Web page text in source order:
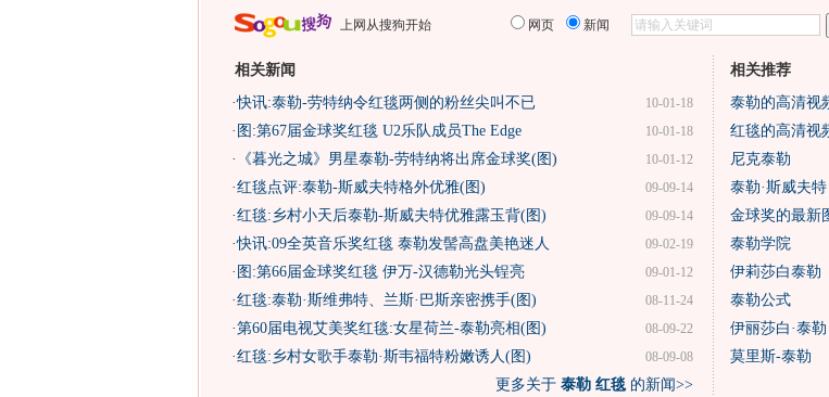
上网从搜狗开始 网页 新闻
相关新闻
10-01-18
·快讯:泰勒-劳特纳令红毯两侧的粉丝尖叫不已
10-01-18
· 图:第67届金球奖红毯 U2乐队成员The Edge
10-01-12
· 《暮光之城》男星泰勒-劳特纳将出席金球奖(图)
09-09-14
·红毯点评:泰勒-斯威夫特格外优雅(图)
09-09-14
·红毯:乡村小天后泰勒-斯威夫特优雅露玉背(图)
09-02-19
·快讯:09全英音乐奖红毯 泰勒发髻高盘美艳迷人
09-01-12
· 图:第66届金球奖红毯 伊万-汉德勒光头锃亮
08-11-24
·红毯:泰勒·斯维弗特、兰斯·巴斯亲密携手(图)
08-09-22
·第60届电视艾美奖红毯:女星荷兰-泰勒亮相(图)
08-09-08
·红毯:乡村女歌手泰勒·斯韦福特粉嫩诱人(图)
更多关于 泰勒 红毯的新闻>>
相关推荐
泰勒的高清视
红毯的高清视
尼克泰勒
泰勒·斯威夫特
金球奖的最新
泰勒学院
伊莉莎白泰勒
泰勒公式
伊丽莎白·泰勒
莫里斯-泰勒